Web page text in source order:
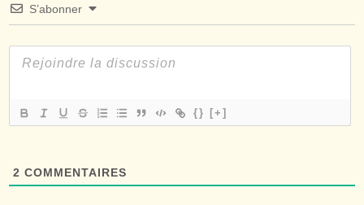
S’abonner
{} [+]
2 COMMENTAIRES